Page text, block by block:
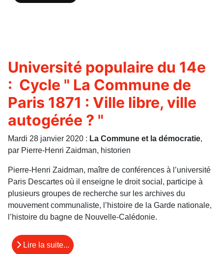
Université populaire du 14e
: Cycle " La Commune de
Paris 1871 : Ville libre, ville
autogérée ? "
Mardi 28 janvier 2020 : La Commune et la démocratie,
par Pierre-Henri Zaidman, historien
Pierre-Henri Zaidman, maître de conférences à l’université
Paris Descartes où il enseigne le droit social, participe à
plusieurs groupes de recherche sur les archives du
mouvement communaliste, l’histoire de la Garde nationale,
l’histoire du bagne de Nouvelle-Calédonie.
Lire la suite...